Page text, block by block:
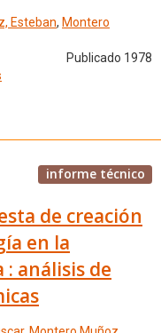
Esteban, Montero
Publicado 1978
informe técnico
de creación
en la
: análisis de